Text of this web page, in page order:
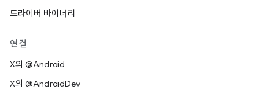
드라이버 바이너리
연결
X의 @Android
X의 @AndroidDev